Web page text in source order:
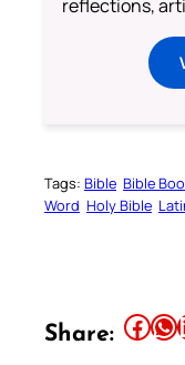
reflections,
Tags: Bible Bible
Word Holy Bible
Share: Share this article on Facebook Share this article on WhatsApp Share